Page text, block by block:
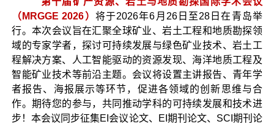
（MRGGE 2026） 将于2026年6月26日至28日在青岛举
行。本次会议旨在汇聚全球矿业、岩土工程和地质勘探领
域的专家学者，探讨可持续发展与绿色矿业技术、岩土工
程解决方案、人工智能驱动的资源发现、海洋地质工程及
智能矿业技术等前沿主题。会议将设置主讲报告、青年学
者报告、海报展示等环节，促进各领域的创新思维与合
作。期待您的参与，共同推动学科的可持续发展和技术进
步！本会议同步征集EI会议论文、EI期刊论文、SCI期刊论